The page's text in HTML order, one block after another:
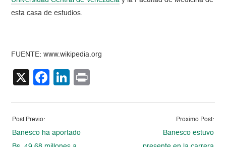
esta casa deestudios.
FUENTE: www.wikipedia.org
X Facebook
LinkedIn
Post Previo:
Banesco ha aportado
Proximo Post:
Banesco estuvo